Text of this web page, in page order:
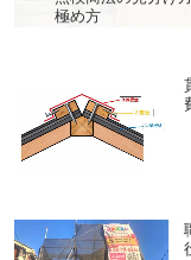
極め方